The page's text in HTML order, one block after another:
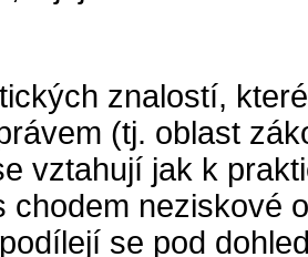
znalostí,
(tj. oblast
vztahují jak k
chodem neziskové
se pod